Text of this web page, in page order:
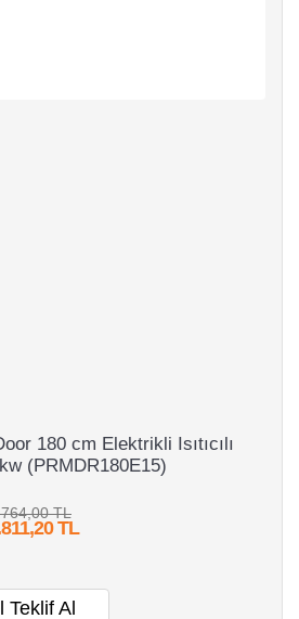
180 cm Elektrikli Isıtıcılı
(PRMDR180E15)
TL
TL
Teklif Al